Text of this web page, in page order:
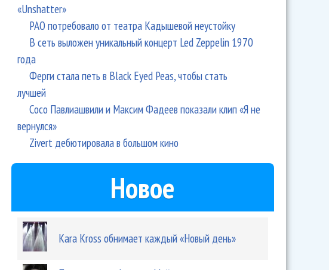
«Unshatter»
РАО потребовало от театра Кадышевой неустойку
В сеть выложен уникальный концерт Led Zeppelin 1970
года
Ферги стала петь в Black Eyed Peas, чтобы стать
лучшей
Сосо Павлиашвили и Максим Фадеев показали клип «Я не
вернулся»
Zivert дебютировала в большом кино
Новое
Kara Kross обнимает каждый «Новый день»